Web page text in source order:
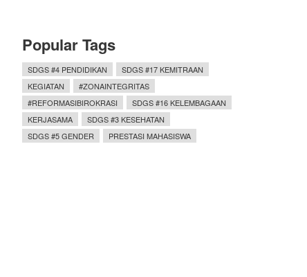
Popular Tags
SDGS #4 PENDIDIKAN
SDGS #17 KEMITRAAN
KEGIATAN
#ZONAINTEGRITAS
#REFORMASIBIROKRASI
SDGS #16 KELEMBAGAAN
KERJASAMA
SDGS #3 KESEHATAN
SDGS #5 GENDER
PRESTASI MAHASISWA